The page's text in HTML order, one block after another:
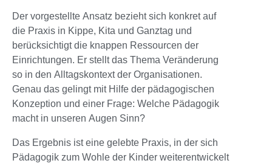
Der vorgestellte Ansatz bezieht sich konkret auf
die Praxis in Kippe, Kita und Ganztag und
berücksichtigt die knappen Ressourcen der
Einrichtungen. Er stellt das Thema Veränderung
so in den Alltagskontext der Organisationen.
Genau das gelingt mit Hilfe der pädagogischen
Konzeption und einer Frage: Welche Pädagogik
macht in unseren Augen Sinn?
Das Ergebnis ist eine gelebte Praxis, in der sich
Pädagogik zum Wohle der Kinder weiterentwickelt